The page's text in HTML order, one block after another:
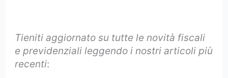
Tieniti aggiornato su tutte le novità fiscali
e previdenziali leggendo i nostri articoli più
recenti: